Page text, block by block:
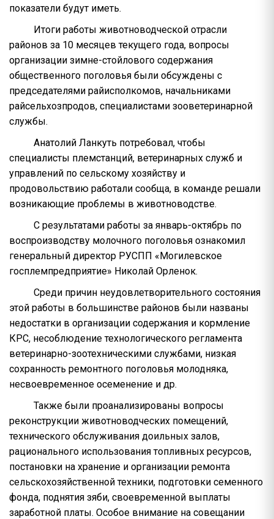
показатели будут иметь.
Итоги работы животноводческой отрасли
районов за 10 месяцев текущего года, вопросы
организации зимне-стойлового содержания
общественного поголовья были обсуждены с
председателями райисполкомов, начальниками
райсельхозпродов, специалистами зооветеринарной
службы.
Анатолий Ланкуть потребовал, чтобы
специалисты племстанций, ветеринарных служб и
управлений по сельскому хозяйству и
продовольствию работали сообща, в команде решали
возникающие проблемы в животноводстве.
С результатами работы за январь-октябрь по
воспроизводству молочного поголовья ознакомил
генеральный директор РУСПП «Могилевское
госплемпредприятие» Николай Орленок.
Среди причин неудовлетворительного состояния
этой работы в большинстве районов были названы
недостатки в организации содержания и кормление
КРС, несоблюдение технологического регламента
ветеринарно-зоотехническими службами, низкая
сохранность ремонтного поголовья молодняка,
несвоевременное осеменение и др.
Также были проанализированы вопросы
реконструкции животноводческих помещений,
технического обслуживания доильных залов,
рационального использования топливных ресурсов,
постановки на хранение и организации ремонта
сельскохозяйственной техники, подготовки семенного
фонда, поднятия зяби, своевременной выплаты
заработной платы. Особое внимание на совещании